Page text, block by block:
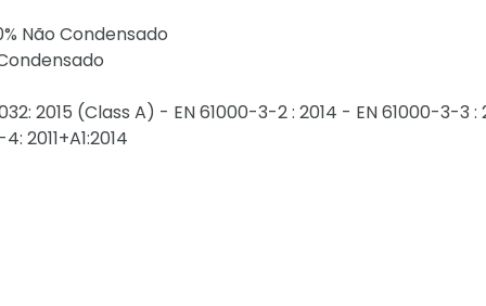
Não Condensado
2015 (Class A) - EN 61000-3-2 : 2014 - EN 61000-3-3 :
2011+A1:2014